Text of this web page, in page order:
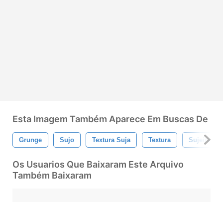
Esta Imagem Também Aparece Em Buscas De
Grunge Sujo Textura Suja Textura Sujeira
Os Usuarios Que Baixaram Este Arquivo
Também Baixaram